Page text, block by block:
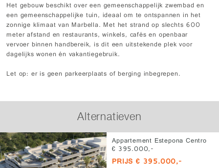
Het gebouw beschikt over een gemeenschappelijk zwembad en
een gemeenschappelijke tuin, ideaal om te ontspannen in het
zonnige klimaat van Marbella. Met het strand op slechts 600
meter afstand en restaurants, winkels, cafés en openbaar
vervoer binnen handbereik, is dit een uitstekende plek voor
dagelijks wonen én vakantiegebruik.
Let op: er is geen parkeerplaats of berging inbegrepen.
Alternatieven
Appartement Estepona Centro
€ 395.000,-
PRIJS € 395.000,-